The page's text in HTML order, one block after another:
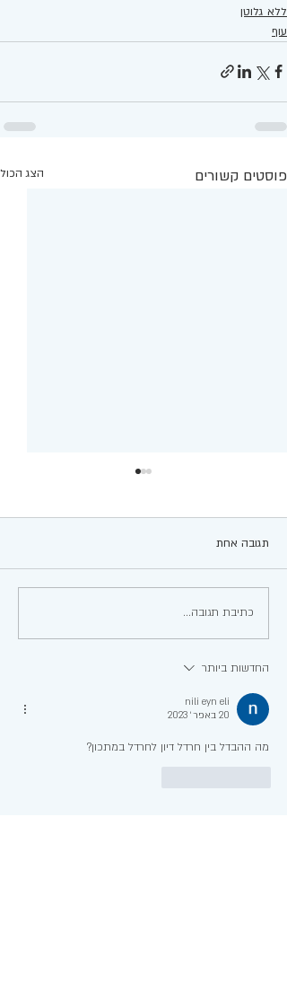
ללא גלוטן
עוף
פוסטים קשורים הצג הכול
עוף טבקה בשיטה ביתית
מנצחת!
תגובה אחת
כתיבת תגובה...
החדשות ביותר
nili eyn eli
20 באפר׳ 2023
מה ההבדל בין חרדל דיון לחרדל במתכון?